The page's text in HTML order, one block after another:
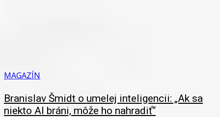
MAGAZÍN
Branislav Šmidt o umelej inteligencii: „Ak sa
niekto AI bráni, môže ho nahradiť“